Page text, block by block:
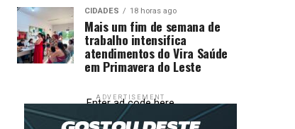
CIDADES 18 horas ago
Mais um fim de semana de
trabalho intensifica
atendimentos do Vira Saúde
em Primavera do Leste
ADVERTISEMENT
Enter ad code here